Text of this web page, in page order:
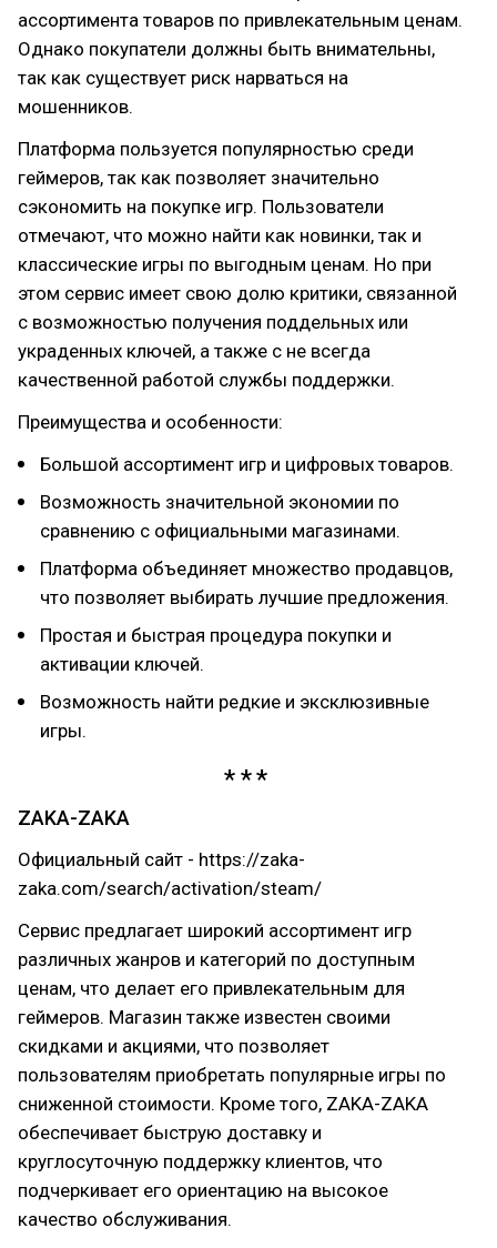
ассортимента товаров по привлекательным ценам.
Однако покупатели должны быть внимательны,
так как существует риск нарваться на
мошенников.
Платформа пользуется популярностью среди
геймеров, так как позволяет значительно
сэкономить на покупке игр. Пользователи
отмечают, что можно найти как новинки, так и
классические игры по выгодным ценам. Но при
этом сервис имеет свою долю критики, связанной
с возможностью получения поддельных или
украденных ключей, а также с не всегда
качественной работой службы поддержки.
Преимущества и особенности:
Большой ассортимент игр и цифровых товаров.
Возможность значительной экономии по
сравнению с официальными магазинами.
Платформа объединяет множество продавцов,
что позволяет выбирать лучшие предложения.
Простая и быстрая процедура покупки и
активации ключей.
Возможность найти редкие и эксклюзивные
игры.
ZAKA-ZAKA
Официальный сайт - https://zaka-
zaka.com/search/activation/steam/
Сервис предлагает широкий ассортимент игр
различных жанров и категорий по доступным
ценам, что делает его привлекательным для
геймеров. Магазин также известен своими
скидками и акциями, что позволяет
пользователям приобретать популярные игры по
сниженной стоимости. Кроме того, ZAKA-ZAKA
обеспечивает быструю доставку и
круглосуточную поддержку клиентов, что
подчеркивает его ориентацию на высокое
качество обслуживания.